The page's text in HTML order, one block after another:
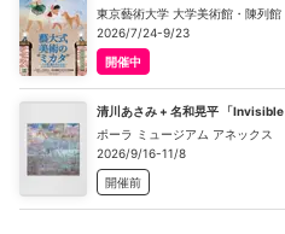
東京藝術大学 大学美術館・陳列館
2026/7/24-9/23
開催中
清川あさみ + 名和晃平 「Invisible
ポーラ ミュージアム アネックス
2026/9/16-11/8
開催前